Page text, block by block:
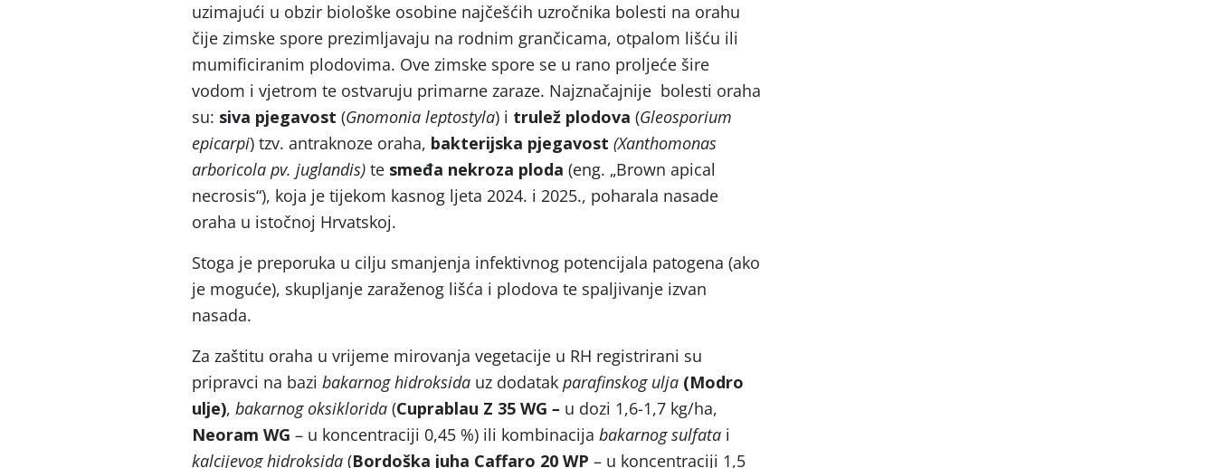
uzimajući u obzir biološke osobine najčešćih uzročnika bolesti na orahu
čije zimske spore prezimljavaju na rodnim grančicama, otpalom lišću ili
mumificiranim plodovima. Ove zimske spore se u rano proljeće šire
vodom i vjetrom te ostvaruju primarne zaraze. Najznačajnije bolesti oraha
su: siva pjegavost (Gnomonia leptostyla) i trulež plodova (Gleosporium
epicarpi) tzv. antraknoze oraha, bakterijska pjegavost (Xanthomonas
arboricola pv. juglandis) te smeđa nekroza ploda (eng. „Brown apical
necrosis“), koja je tijekom kasnog ljeta 2024. i 2025., poharala nasade
oraha u istočnoj Hrvatskoj.
Stoga je preporuka u cilju smanjenja infektivnog potencijala patogena (ako
je moguće), skupljanje zaraženog lišća i plodova te spaljivanje izvan
nasada.
Za zaštitu oraha u vrijeme mirovanja vegetacije u RH registrirani su
pripravci na bazi bakarnog hidroksida uz dodatak parafinskog ulja (Modro
ulje), bakarnog oksiklorida (Cuprablau Z 35 WG – u dozi 1,6-1,7 kg/ha,
Neoram WG – u koncentraciji 0,45 %) ili kombinacija bakarnog sulfata i
kalcijevog hidroksida (Bordoška juha Caffaro 20 WP – u koncentraciji 1,5